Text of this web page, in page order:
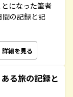
になった筆者
の記録と記
詳細を見る
る旅の記録と